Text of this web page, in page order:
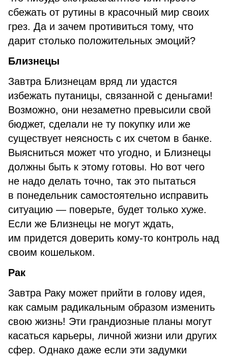
сбежать от рутины в красочный мир своих
грез. Да и зачем противиться тому, что
дарит столько положительных эмоций?
Близнецы
Завтра Близнецам вряд ли удастся
избежать путаницы, связанной с деньгами!
Возможно, они незаметно превысили свой
бюджет, сделали не ту покупку или же
существует неясность с их счетом в банке.
Выясниться может что угодно, и Близнецы
должны быть к этому готовы. Но вот чего
не надо делать точно, так это пытаться
в понедельник самостоятельно исправить
ситуацию — поверьте, будет только хуже.
Если же Близнецы не могут ждать,
им придется доверить кому-то контроль над
своим кошельком.
Рак
Завтра Раку может прийти в голову идея,
как самым радикальным образом изменить
свою жизнь! Эти грандиозные планы могут
касаться карьеры, личной жизни или других
сфер. Однако даже если эти задумки